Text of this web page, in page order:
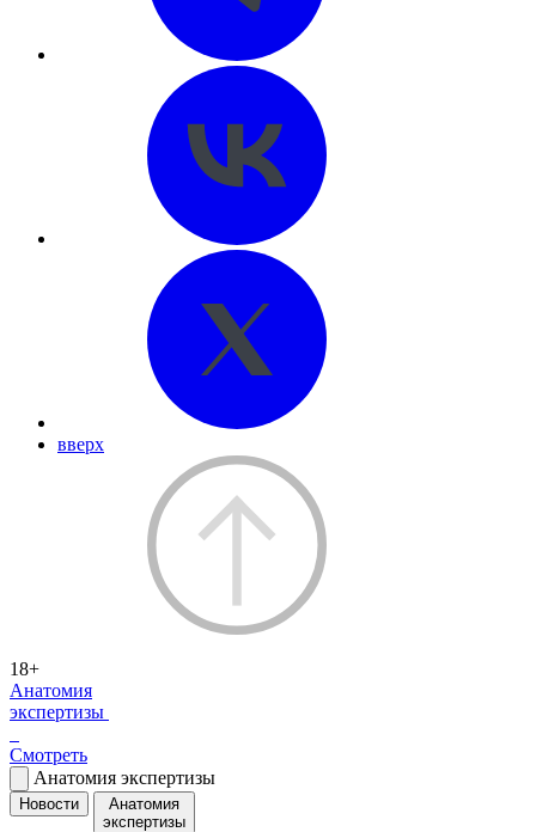
вверх
18+
Анатомия
экспертизы
Смотреть
Анатомия экспертизы
Новости
Анатомия
экспертизы